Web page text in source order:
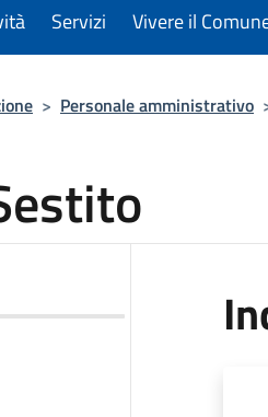
Servizi Vivere il
> Personale amministrativo